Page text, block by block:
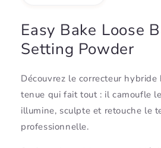
Easy
Bake
Loose
&amp;
Setting
Powder,
Poudre
Libre
for
Easy
Bake
Loose
&amp;
Setting
Powder,
Easy Bake Loose
Setting Powder
Découvrez le correcteur
tenue qui fait tout : il camoufle
illumine, sculpte et retouche le
professionnelle.